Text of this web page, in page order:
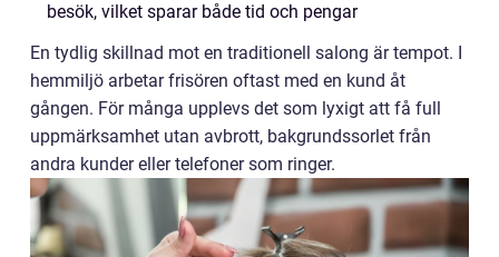
besök, vilket sparar både tid och pengar
En tydlig skillnad mot en traditionell salong är tempot. I
hemmiljö arbetar frisören oftast med en kund åt
gången. För många upplevs det som lyxigt att få full
uppmärksamhet utan avbrott, bakgrundssorlet från
andra kunder eller telefoner som ringer.